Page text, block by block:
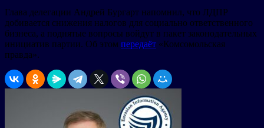
Глава делегации Андрей Бургарт напомнил, что ЛДПР
добивается снижения налогов для социально ответственного
бизнеса, а поднятые вопросы войдут в пакет законодательных
инициатив партии. Об этом передаёт «Комсомольская
правда».